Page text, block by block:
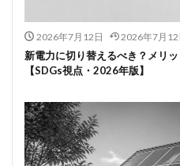
2026年7月12日 2026年7月12
新電力に切り替えるべき？メリ
【SDGs視点・2026年版】